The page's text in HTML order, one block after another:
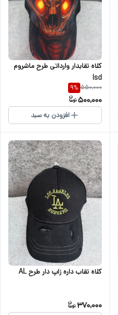
کلاه نقابدار وارداتی طرح ماشروم
lsd
550,000
9%
500,000
افزودن به سبد
کلاه نقاب داره زاپ دار طرح AL
370,000